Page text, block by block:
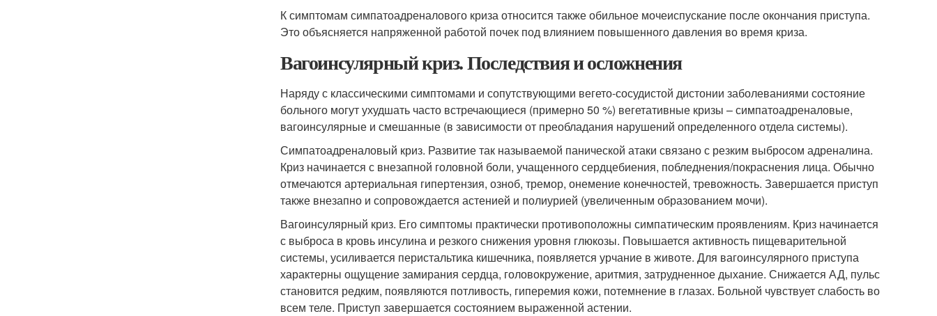
К симптомам симпатоадреналового криза относится также обильное мочеиспускание после окончания приступа.
Это объясняется напряженной работой почек под влиянием повышенного давления во время криза.
Вагоинсулярный криз. Последствия и осложнения
Наряду с классическими симптомами и сопутствующими вегето-сосудистой дистонии заболеваниями состояние
больного могут ухудшать часто встречающиеся (примерно 50 %) вегетативные кризы – симпатоадреналовые,
вагоинсулярные и смешанные (в зависимости от преобладания нарушений определенного отдела системы).
Симпатоадреналовый криз. Развитие так называемой панической атаки связано с резким выбросом адреналина.
Криз начинается с внезапной головной боли, учащенного сердцебиения, побледнения/покраснения лица. Обычно
отмечаются артериальная гипертензия, озноб, тремор, онемение конечностей, тревожность. Завершается приступ
также внезапно и сопровождается астенией и полиурией (увеличенным образованием мочи).
Вагоинсулярный криз. Его симптомы практически противоположны симпатическим проявлениям. Криз начинается
с выброса в кровь инсулина и резкого снижения уровня глюкозы. Повышается активность пищеварительной
системы, усиливается перистальтика кишечника, появляется урчание в животе. Для вагоинсулярного приступа
характерны ощущение замирания сердца, головокружение, аритмия, затрудненное дыхание. Снижается АД, пульс
становится редким, появляются потливость, гиперемия кожи, потемнение в глазах. Больной чувствует слабость во
всем теле. Приступ завершается состоянием выраженной астении.